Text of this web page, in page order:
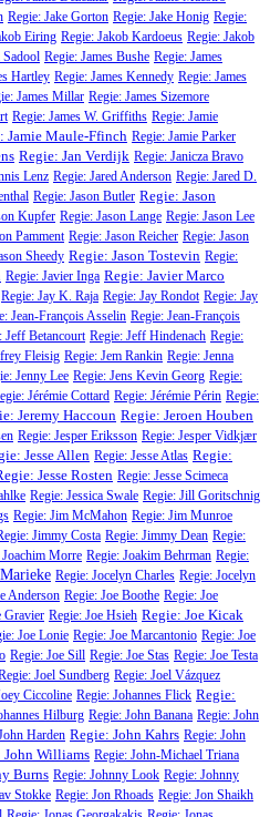
Regie: Jake Gorton Regie: Jake Honig Regie:
Eiring Regie: Jakob Kardoeus Regie: Jakob
Sadool Regie: James Bushe Regie: James
Hartley Regie: James Kennedy Regie: James
James Millar Regie: James Sizemore
Regie: James W. Griffiths Regie: Jamie
Jamie Maule-Ffinch Regie: Jamie Parker
Regie: Jan Verdijk Regie: Janicza Bravo
Lenz Regie: Jared Anderson Regie: Jared D.
Regie: Jason Butler Regie: Jason
Kupfer Regie: Jason Lange Regie: Jason Lee
Pamment Regie: Jason Reicher Regie: Jason
Sheedy Regie: Jason Tostevin Regie:
Regie: Javier Inga Regie: Javier Marco
Regie: Jay K. Raja Regie: Jay Rondot Regie: Jay
Jean-François Asselin Regie: Jean-François
Jeff Betancourt Regie: Jeff Hindenach Regie:
Fleisig Regie: Jem Rankin Regie: Jenna
Jenny Lee Regie: Jens Kevin Georg Regie:
Jérémie Cottard Regie: Jérémie Périn Regie:
Jeremy Haccoun Regie: Jeroen Houben
Regie: Jesper Eriksson Regie: Jesper Vidkjær
Jesse Allen Regie: Jesse Atlas Regie:
Jesse Rosten Regie: Jesse Scimeca
Regie: Jessica Swale Regie: Jill Goritschnig
Regie: Jim McMahon Regie: Jim Munroe
Jimmy Costa Regie: Jimmy Dean Regie:
Joachim Morre Regie: Joakim Behrman Regie:
Regie: Jocelyn Charles Regie: Jocelyn
Anderson Regie: Joe Boothe Regie: Joe
Gravier Regie: Joe Hsieh Regie: Joe Kicak
Joe Lonie Regie: Joe Marcantonio Regie: Joe
Regie: Joe Sill Regie: Joe Stas Regie: Joe Testa
Joel Sundberg Regie: Joel Vázquez
Ciccoline Regie: Johannes Flick Regie:
Hilburg Regie: John Banana Regie: John
Harden Regie: John Kahrs Regie: John
John Williams Regie: John-Michael Triana
Burns Regie: Johnny Look Regie: Johnny
Stokke Regie: Jon Rhoads Regie: Jon Shaikh